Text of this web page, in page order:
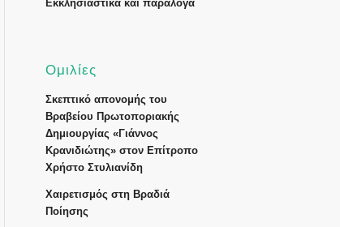
Εκκλησιαστικά και παράλογα
Ομιλίες
Σκεπτικό απονομής του
Βραβείου Πρωτοποριακής
Δημιουργίας «Γιάννος
Κρανιδιώτης» στον Επίτροπο
Χρήστο Στυλιανίδη
Χαιρετισμός στη Βραδιά
Ποίησης